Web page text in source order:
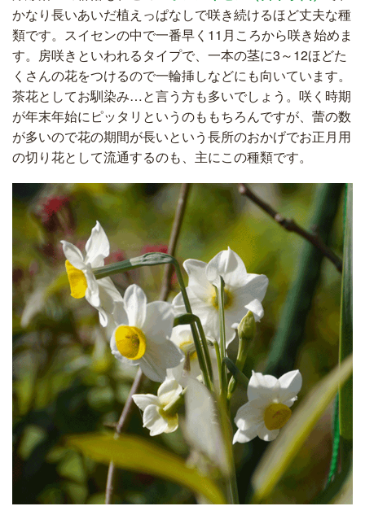
かなり長いあいだ植えっぱなしで咲き続けるほど丈夫な種
類です。スイセンの中で一番早く11月ころから咲き始めま
す。房咲きといわれるタイプで、一本の茎に3～12ほどた
くさんの花をつけるので一輪挿しなどにも向いています。
茶花としてお馴染み…と言う方も多いでしょう。咲く時期
が年末年始にピッタリというのももちろんですが、蕾の数
が多いので花の期間が長いという長所のおかげでお正月用
の切り花として流通するのも、主にこの種類です。